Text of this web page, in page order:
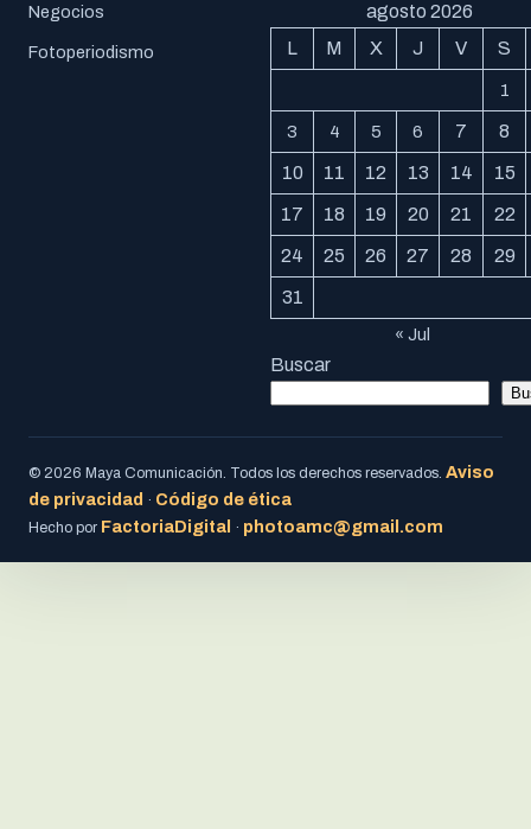
Negocios
Fotoperiodismo
agosto 2026
L
M X J V S
1
3 4 5 6 7 8
10 11 12 13 14 15
17 18 19 20 21 22
24 25 26 27 28 29
31
« Jul
Buscar
© 2026 Maya Comunicación. Todos los derechos reservados. Aviso
de privacidad · Código de ética
Hecho por FactoriaDigital · photoamc@gmail.com